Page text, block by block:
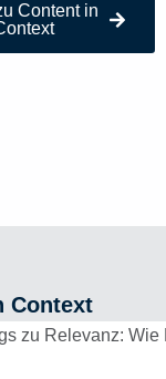
Content in
Context